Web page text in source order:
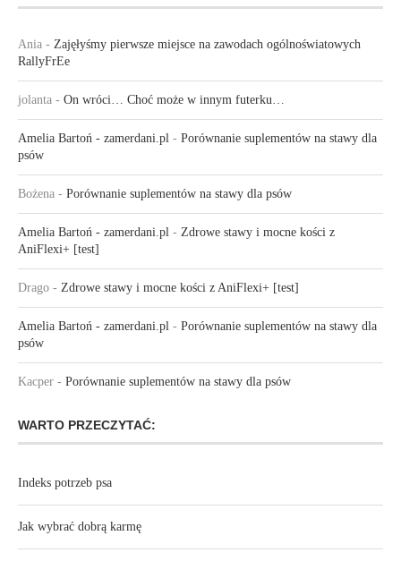
Ania - Zajęłyśmy pierwsze miejsce na zawodach ogólnoświatowych
RallyFrEe
jolanta - On wróci… Choć może w innym futerku…
Amelia Bartoń - zamerdani.pl - Porównanie suplementów na stawy dla
psów
Bożena - Porównanie suplementów na stawy dla psów
Amelia Bartoń - zamerdani.pl - Zdrowe stawy i mocne kości z
AniFlexi+ [test]
Drago - Zdrowe stawy i mocne kości z AniFlexi+ [test]
Amelia Bartoń - zamerdani.pl - Porównanie suplementów na stawy dla
psów
Kacper - Porównanie suplementów na stawy dla psów
WARTO PRZECZYTAĆ:
Indeks potrzeb psa
Jak wybrać dobrą karmę